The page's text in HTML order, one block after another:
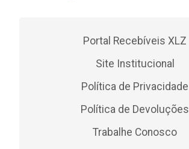
Portal Recebíveis XLZ
Site Institucional
Política de Privacidade
Política de Devoluções
Trabalhe Conosco